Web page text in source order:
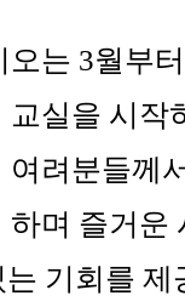
오는 3월부
교실을 시작
여려분들께
하며 즐거운
는 기회를